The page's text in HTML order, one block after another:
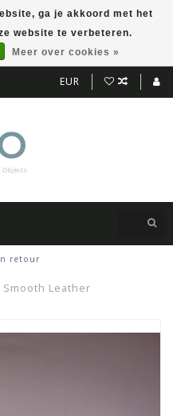
EUR
retour
Leather
ga je akkoord met het
website te verbeteren.
Meer over cookies »